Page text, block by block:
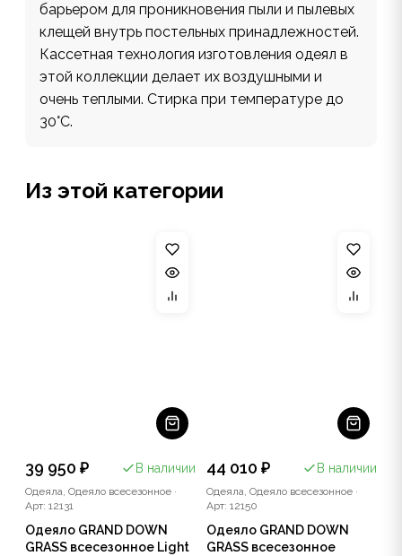
барьером для проникновения пыли и пылевых
клещей внутрь постельных принадлежностей.
Кассетная технология изготовления одеял в
этой коллекции делает их воздушными и
очень теплыми. Стирка при температуре до
30°С.
Из этой категории
39 950 ₽ В наличии
Одеяла, Одеяло всесезонное ·
Арт: 12131
Одеяло GRAND DOWN
GRASS всесезонное Light
44 010 ₽ В наличии
Одеяла, Одеяло всесезонное ·
Арт: 12150
Одеяло GRAND DOWN
GRASS всесезонное